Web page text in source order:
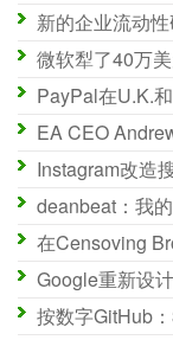
4种方式财富
微软犁了40万
PayPal在U.K.
Instagram改造
deanbeat：我